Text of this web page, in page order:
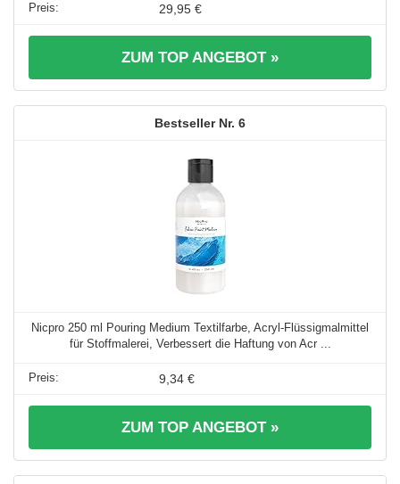
29,95 €
ZUM TOP ANGEBOT »
6
Nicpro 250 ml Pouring Medium Textilfarbe, Acryl-Flüssigmalmittel
für Stoffmalerei, Verbessert die Haftung von Acr ...
9,34 €
ZUM TOP ANGEBOT »